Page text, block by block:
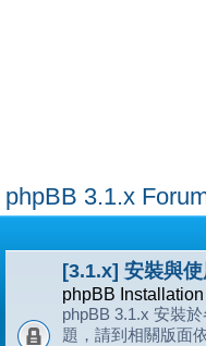
phpBB 3.1.x
[3.1.x] 安裝與使
phpBB
phpBB 3.1.x 安裝
題，請到相關版面